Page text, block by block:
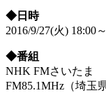
◆日時
2016/9/27(火) 18:00
◆番組
NHK FMさいたま
FM85.1MHz（埼玉